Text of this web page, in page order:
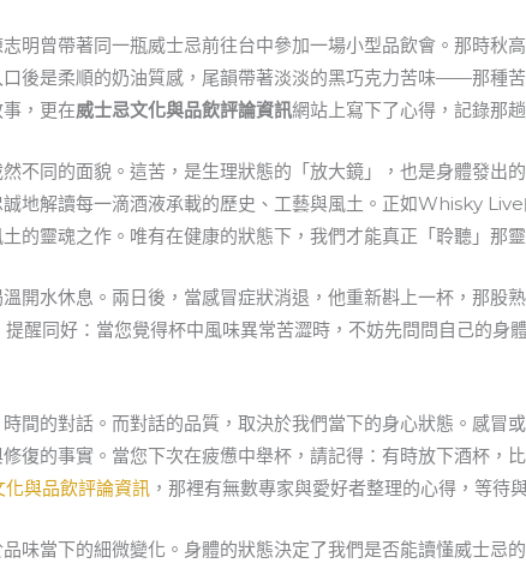
明曾帶著同一瓶威士忌前往台中參加一場小型品飲會。那時秋
後是柔順的奶油質感，尾韻帶著淡淡的黑巧克力苦味——那種
，更在威士忌文化與品飲評論資訊網站上寫下了心得，記錄那
不同的面貌。這苦，是生理狀態的「放大鏡」，也是身體發出
地解讀每一滴酒液承載的歷史、工藝與風土。正如Whisky
的靈魂之作。唯有在健康的狀態下，我們才能真正「聆聽」那
開水休息。兩日後，當感冒症狀消退，他重新斟上一杯，那股
提醒同好：當您覺得杯中風味異常苦澀時，不妨先問問自己的
間的對話。而對話的品質，取決於我們當下的身心狀態。感冒
的事實。當您下次在疲憊中舉杯，請記得：有時放下酒杯，
與品飲評論資訊 ，那裡有無數專家與愛好者整理的心得，等待
味當下的細微變化。身體的狀態決定了我們是否能讀懂威士